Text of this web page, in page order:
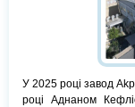
У 2025 році завод
році Аднаном